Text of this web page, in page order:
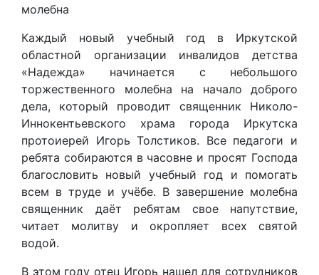
молебна
Каждый новый учебный год в Иркутской
областной организации инвалидов детства
«Надежда» начинается с небольшого
торжественного молебна на начало доброго
дела, который проводит священник Николо-
Иннокентьевского храма города Иркутска
протоиерей Игорь Толстиков. Все педагоги и
ребята собираются в часовне и просят Господа
благословить новый учебный год и помогать
всем в труде и учёбе. В завершение молебна
священник даёт ребятам свое напутствие,
читает молитву и окропляет всех святой
водой.
В этом году отец Игорь нашел для сотрудников